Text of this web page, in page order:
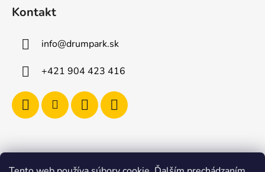
Kontakt
info@drumpark.sk
+421 904 423 416